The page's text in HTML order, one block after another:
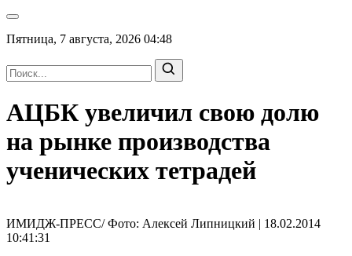
Пятница, 7 августа, 2026 04:48
АЦБК увеличил свою долю
на рынке производства
ученических тетрадей
ИМИДЖ-ПРЕСС/ Фото: Алексей Липницкий | 18.02.2014
10:41:31